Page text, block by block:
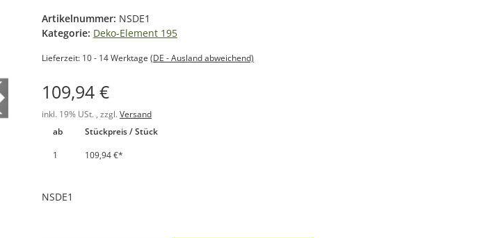
Artikelnummer: NSDE1
Kategorie: Deko-Element 195
Lieferzeit: 10 - 14 Werktage (DE - Ausland abweichend)
109,94 €
inkl. 19% USt. , zzgl. Versand
ab
Stückpreis / Stück
1
109,94 €*
NSDE1